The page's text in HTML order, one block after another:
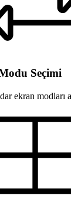
Seçimi
ekran modları